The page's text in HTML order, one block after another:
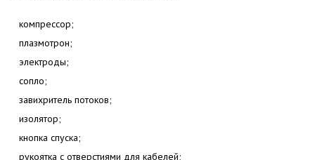
компрессор;
плазмотрон;
электроды;
сопло;
завихритель потоков;
изолятор;
кнопка спуска;
рукоятка с отверстиями для кабелей;